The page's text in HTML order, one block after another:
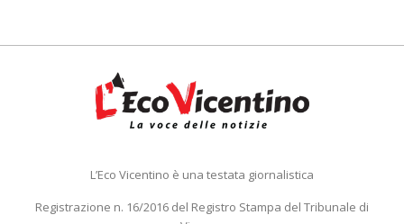
L’Eco Vicentino è una testata giornalistica
Registrazione n. 16/2016 del Registro Stampa del Tribunale di